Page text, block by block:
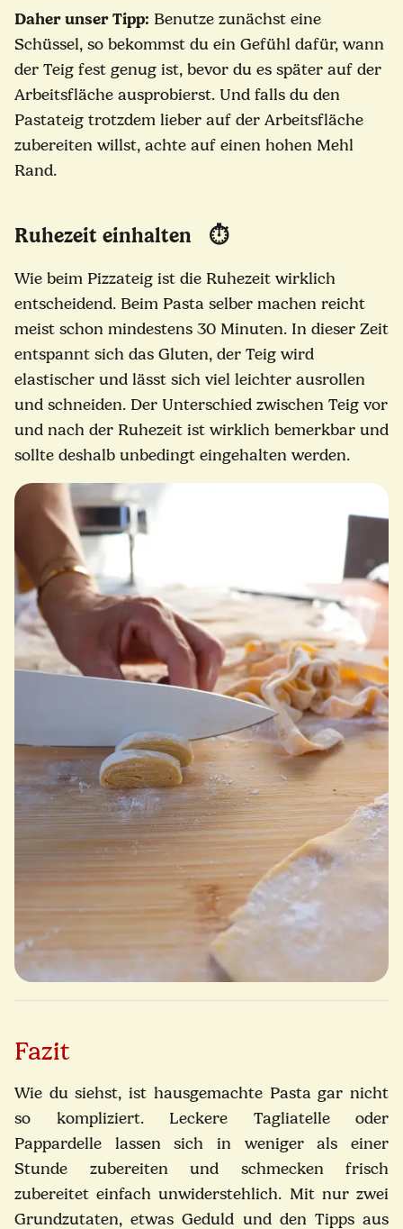
Daher unser Tipp: Benutze zunächst eine
Schüssel, so bekommst du ein Gefühl dafür, wann
der Teig fest genug ist, bevor du es später auf der
Arbeitsfläche ausprobierst. Und falls du den
Pastateig trotzdem lieber auf der Arbeitsfläche
zubereiten willst, achte auf einen hohen Mehl
Rand.
Ruhezeit einhalten ⏱️
Wie beim Pizzateig ist die Ruhezeit wirklich
entscheidend. Beim Pasta selber machen reicht
meist schon mindestens 30 Minuten. In dieser Zeit
entspannt sich das Gluten, der Teig wird
elastischer und lässt sich viel leichter ausrollen
und schneiden. Der Unterschied zwischen Teig vor
und nach der Ruhezeit ist wirklich bemerkbar und
sollte deshalb unbedingt eingehalten werden.
Fazit
Wie du siehst, ist hausgemachte Pasta gar nicht
so kompliziert. Leckere Tagliatelle oder
Pappardelle lassen sich in weniger als einer
Stunde zubereiten und schmecken frisch
zubereitet einfach unwiderstehlich. Mit nur zwei
Grundzutaten, etwas Geduld und den Tipps aus